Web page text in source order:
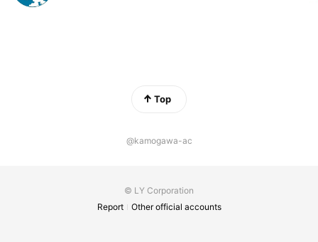
Top
@kamogawa-ac
© LY Corporation
Report
Other official accounts